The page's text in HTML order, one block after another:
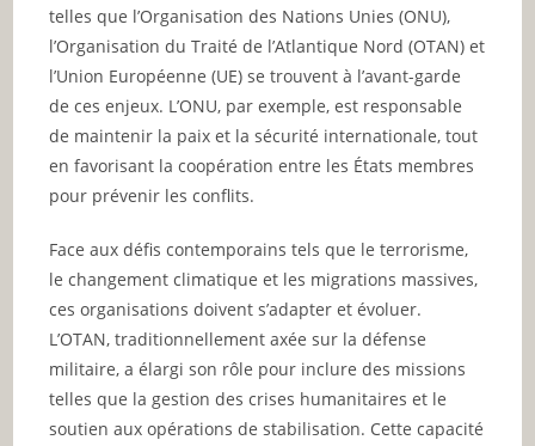
telles que l’Organisation des Nations Unies (ONU),
l’Organisation du Traité de l’Atlantique Nord (OTAN) et
l’Union Européenne (UE) se trouvent à l’avant-garde
de ces enjeux. L’ONU, par exemple, est responsable
de maintenir la paix et la sécurité internationale, tout
en favorisant la coopération entre les États membres
pour prévenir les conflits.
Face aux défis contemporains tels que le terrorisme,
le changement climatique et les migrations massives,
ces organisations doivent s’adapter et évoluer.
L’OTAN, traditionnellement axée sur la défense
militaire, a élargi son rôle pour inclure des missions
telles que la gestion des crises humanitaires et le
soutien aux opérations de stabilisation. Cette capacité